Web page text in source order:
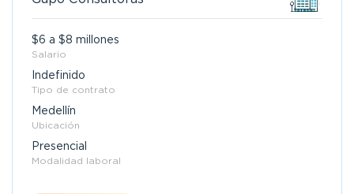
$6 a $8 millones
Salario
Indefinido
Tipo de contrato
Medellín
Ubicación
Presencial
Modalidad laboral